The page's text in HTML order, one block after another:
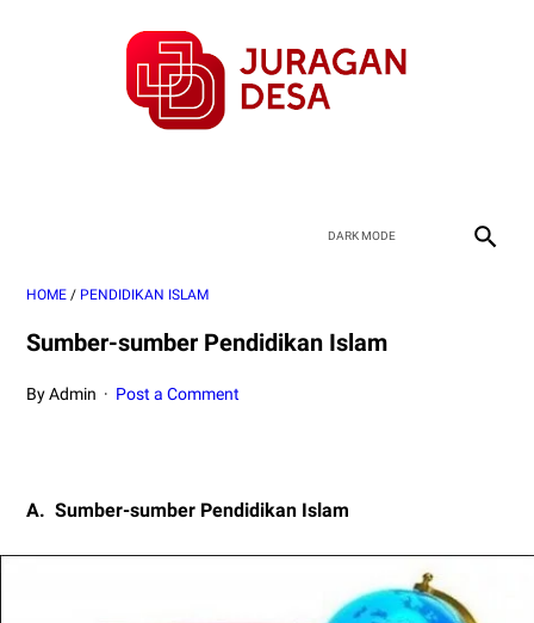
HOME / PENDIDIKAN ISLAM
Sumber-sumber Pendidikan Islam
By Admin Post a Comment
A. Sumber-sumber Pendidikan Islam